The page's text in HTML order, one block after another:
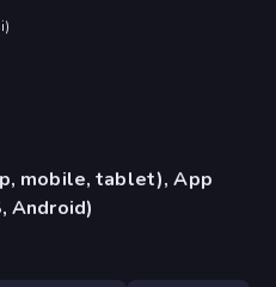
)
mobile, tablet), App
Android)